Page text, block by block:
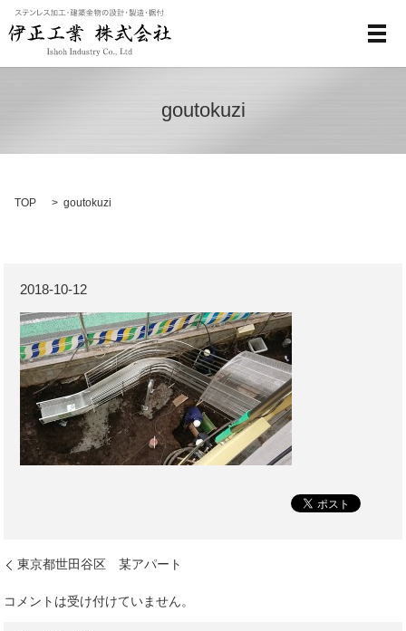
メ
goutokuzi
TOP goutokuzi
2018-10-12
東京都世田谷区 某アパート
コメントは受け付けていません。